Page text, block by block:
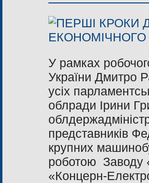
У рамках
України Дмитро
усіх
облради Ірини
представників
крупних
роботою Заводу
«Концерн-